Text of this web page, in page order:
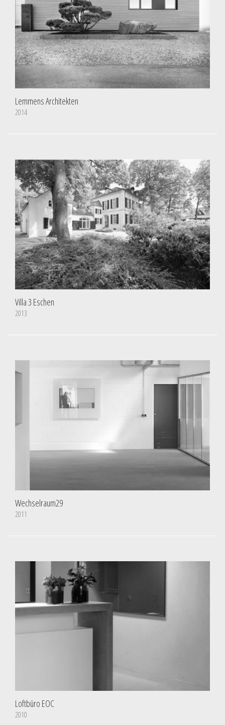
Lemmens Architekten
2014
Villa 3 Eschen
2013
Wechselraum29
2011
Loftbüro EOC
2010